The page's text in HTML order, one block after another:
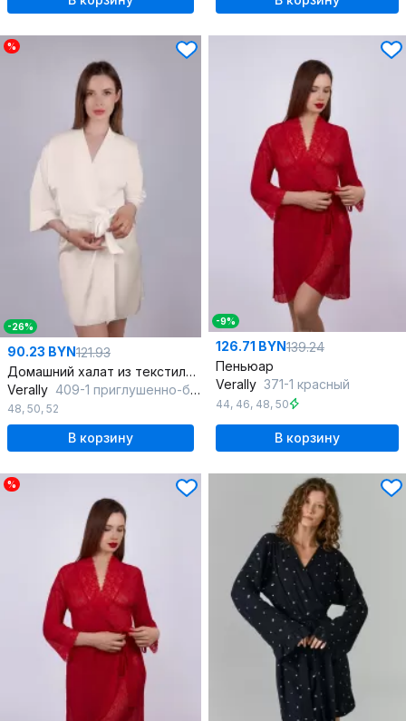
%
-26%
90.23 BYN121.93
Домашний халат из текстиля для комфортного отдыха
Verally 409-1 приглушенно-белый
48, 50, 52
В корзину
-9%
126.71 BYN139.24
Пеньюар
Verally 371-1 красный
44, 46, 48, 50
В корзину
%